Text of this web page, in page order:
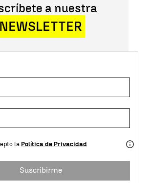
a nuestra
NEWSLETTER
la Política de Privacidad
Suscribirme